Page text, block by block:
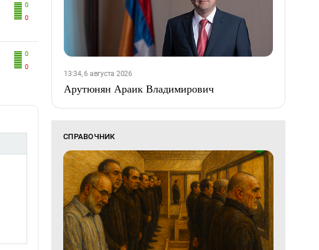
0
0
0
0
13:34, 6 августа 2026
Арутюнян Араик Владимирович
СПРАВОЧНИК